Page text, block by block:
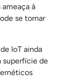
à
se tornar
IoT ainda
superfície de